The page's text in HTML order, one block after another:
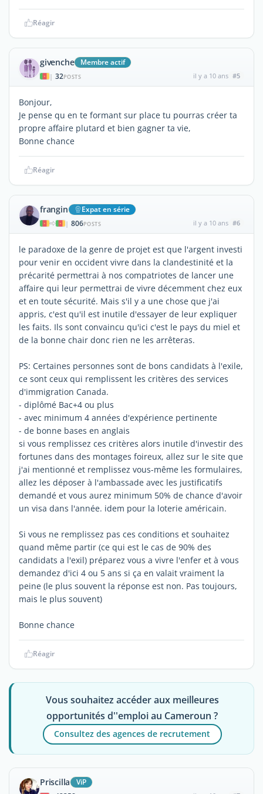
Réagir
givenche Membre actif
| 32POSTS il y a 10 ans #5
Bonjour‚
Je pense qu en te formant sur place tu pourras créer ta
propre affaire plutard et bien gagner ta vie,
Bonne chance
Réagir
frangin Expat en série
| 806POSTS il y a 10 ans #6
le paradoxe de la genre de projet est que l'argent investi
pour venir en occident vivre dans la clandestinité et la
précarité permettrai à nos compatriotes de lancer une
affaire qui leur permettrai de vivre décemment chez eux
et en toute sécurité. Mais s'il y a une chose que j'ai
appris, c'est qu'il est inutile d'essayer de leur expliquer
les faits. Ils sont convaincu qu'ici c'est le pays du miel et
de la bonne chair donc rien ne les arrêteras.
PS: Certaines personnes sont de bons candidats à l'exile,
ce sont ceux qui remplissent les critères des services
d'immigration Canada.
- diplômé Bac+4 ou plus
- avec minimum 4 années d'expérience pertinente
- de bonne bases en anglais
si vous remplissez ces critères alors inutile d'investir des
fortunes dans des montages foireux, allez sur le site que
j'ai mentionné et remplissez vous-même les formulaires,
allez les déposer à l'ambassade avec les justificatifs
demandé et vous aurez minimum 50% de chance d'avoir
un visa dans l'année. idem pour la loterie américain.
Si vous ne remplissez pas ces conditions et souhaitez
quand même partir (ce qui est le cas de 90% des
candidats a l'exil) préparez vous a vivre l'enfer et à vous
demandez d'ici 4 ou 5 ans si ça en valait vraiment la
peine (le plus souvent la réponse est non. Pas toujours,
mais le plus souvent)
Bonne chance
Réagir
Vous souhaitez accéder aux meilleures
opportunités d''emploi au Cameroun ?
Consultez des agences de recrutement
Priscilla ViP